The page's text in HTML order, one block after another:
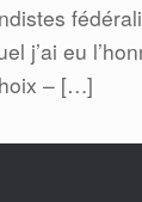
j’ai eu
– […]